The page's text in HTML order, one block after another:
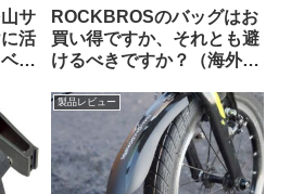
サ
活
利
ROCKBROSのバッグはお
買い得ですか、それとも避
けるべきですか？（海外掲
製品レビュー